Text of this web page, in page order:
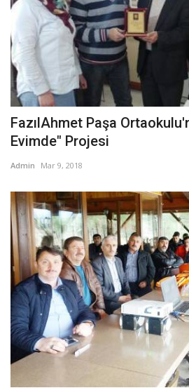
FazılAhmet Paşa
Evimde" Projesi
Admin Mar 9, 2018